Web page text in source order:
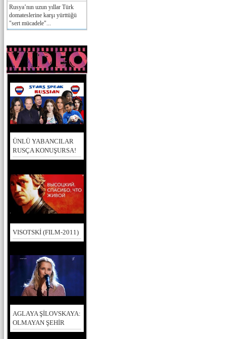
Rusya’nın uzun yıllar Türk
domateslerine karşı yürttüğü
"sert mücadele"...
ÜNLÜ YABANCILAR
RUSÇA KONUŞURSA!
VISOTSKİ (FILM-2011)
AGLAYA ŞİLOVSKAYA:
OLMAYAN ŞEHİR